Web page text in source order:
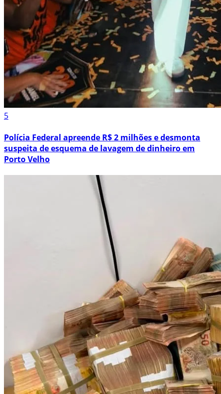
5
Polícia Federal apreende R$ 2 milhões e desmonta
suspeita de esquema de lavagem de dinheiro em
Porto Velho